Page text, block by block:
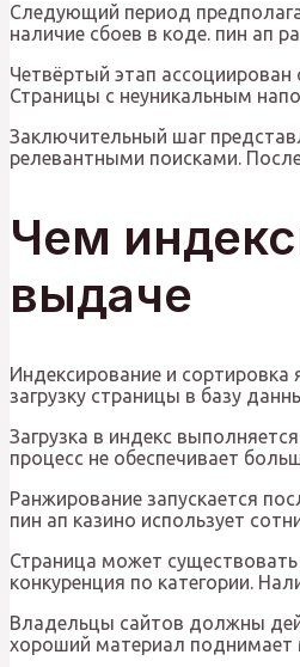
Следующий период
наличие сбоев в коде. пин ап
Четвёртый этап
Страницы с неуникальным
Заключительный шаг
релевантными поисками.
Чем
выдаче
Индексирование и
загрузку страницы в базу
Загрузка в индекс
процесс не обеспечивает
Ранжирование запускается
пин ап казино использует
Страница может
конкуренция по категории.
Владельцы сайтов должны
хороший материал поднимает